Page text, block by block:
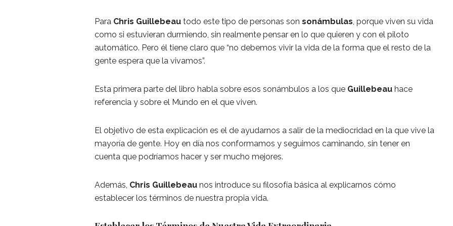
Para Chris Guillebeau todo este tipo de personas son sonámbulas , porque viven su vida
como si estuvieran durmiendo, sin realmente pensar en lo que quieren y con el piloto
automático. Pero él tiene claro que “no debemos vivir la vida de la forma que el resto de la
gente espera que la vivamos”.
Esta primera parte del libro habla sobre esos sonámbulos a los que Guillebeau hace
referencia y sobre el Mundo en el que viven.
El objetivo de esta explicación es el de ayudarnos a salir de la mediocridad en la que vive la
mayoría de gente. Hoy en día nos conformamos y seguimos caminando, sin tener en
cuenta que podríamos hacer y ser mucho mejores.
Además, Chris Guillebeau nos introduce su filosofía básica al explicarnos cómo
establecer los términos de nuestra propia vida.